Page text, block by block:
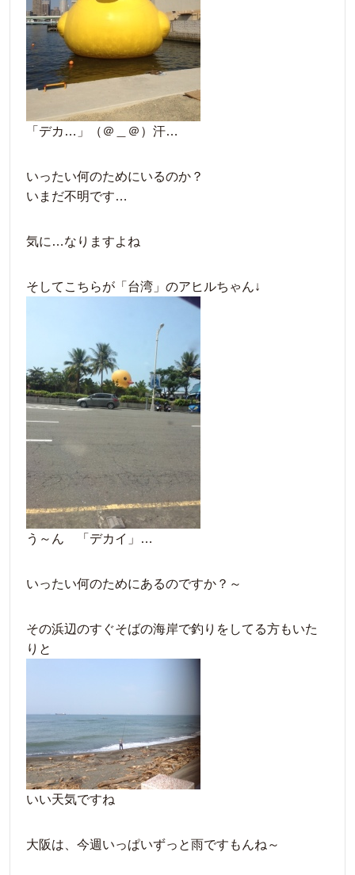
「デカ…」（＠＿＠）汗…
いったい何のためにいるのか？
いまだ不明です…
気に…なりますよね
そしてこちらが「台湾」のアヒルちゃん↓
う～ん 「デカイ」…
いったい何のためにあるのですか？～
その浜辺のすぐそばの海岸で釣りをしてる方もいた
りと
いい天気ですね
大阪は、今週いっぱいずっと雨ですもんね～